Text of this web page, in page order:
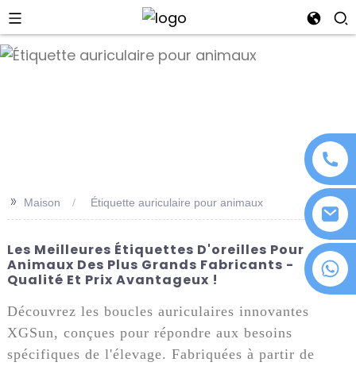
+86 18076372139
>> Maison Étiquette auriculaire pour animaux
Les Meilleures Étiquettes D'oreilles Pour
Animaux Des Plus Grands Fabricants -
Qualité Et Prix Avantageux !
Découvrez les boucles auriculaires innovantes
XGSun, conçues pour répondre aux besoins
spécifiques de l'élevage. Fabriquées à partir de